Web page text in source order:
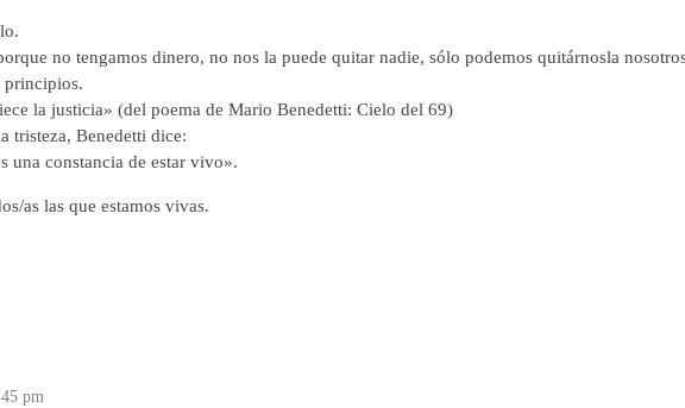
no tengamos dinero, no nos la puede quitar nadie, sólo podemos quitárnosla
principios.
la justicia» (del poema de Mario Benedetti: Cielo del 69)
tristeza, Benedetti dice:
una constancia de estar vivo».
as las que estamos vivas.
pm